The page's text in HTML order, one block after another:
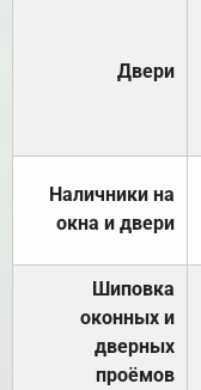
Двери
Наличники на
окна и двери
Шиповка
оконных и
дверных
проёмов